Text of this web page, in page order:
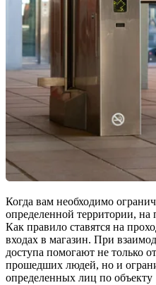
Когда вам необходимо
определенной территории,
Как правило ставятся на
входах в магазин. При
доступа помогают не только
прошедших людей, но и
определенных лиц по объекту